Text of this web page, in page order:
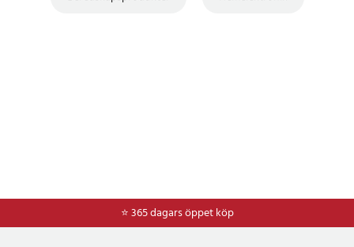
⭐ 365 dagars öppet köp
⭐Frakt 49kr *